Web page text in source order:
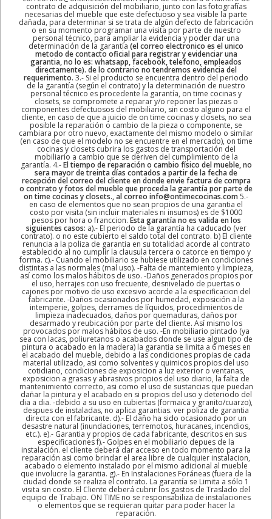
contrato de adquisición del mobiliario, junto con las fotografías
necesarias del mueble que este defectuoso y sea visible la parte
dañada, para determinar si se trata de algún defecto de fabricación
o en su momento programar una visita por parte de nuestro
personal técnico, para ampliar la evidencia y poder dar una
determinación de la garantía (el correo electronico es el unico
metodo de contacto oficial para registrar y evidenciar una
garantia, no lo es: whatsapp, facebook, telefono, empleados
directamente). de lo contrario no tendremos evidencia del
requerimento. 3.- Si el producto se encuentra dentro del periodo
de la garantía (según el contrato) y la determinación de nuestro
personal técnico es procedente la garantía, on time cocinas y
closets, se compromete a reparar y/o reponer las piezas o
componentes defectuosos del mobiliario, sin costo alguno para el
cliente, en caso de que a juicio de on time cocinas y closets, no sea
posible la reparación o cambio de la pieza o componente, se
cambiara por otro nuevo, exactamente del mismo modelo o similar
(en caso de que el modelo no se encuentre en el mercado), on time
cocinas y closets cubrira los gastos de transportación del
mobiliario a cambio que se deriven del cumplimiento de la
garantía. 4.-El tiempo de reparación o cambio físico del mueble, no
sera mayor de treinta días contados a partir de la fecha de
recepción del correo del cliente en donde envie factura de compra
o contrato y fotos del mueble que proceda la garantía por parte de
on time cocinas y closets., al correo info@ontimecocinas.com 5.-
en caso de elementos que no sean propios de una garantia el
costo por visita (sin incluir materiales ni insumos) es de $1000
pesos por hora o franccion. Esta garantía no es valida en los
siguientes casos: a).- El periodo de la garantía ha caducado (ver
contrato). o no este cubierto el saldo total del contrato. b) El cliente
renuncia a la poliza de garantia en su totalidad acorde al contrato
establecido al no cumplir la clausula tercera o catorce en tiempo y
forma. c).- Cuando el mobiliario se hubiese utilizado en condiciones
distintas a las normales (mal uso). -Falta de mantemiento y limpieza,
así como los malos hábitos de uso. -Daños generados propios por
el uso, herrajes con uso frecuente, desnivelado de puertas o
cajones por motivo de uso excesivo acorde a la especificacion del
fabricante. -Daños ocasionados por humedad, exposición a la
intemperie, golpes, derrames de líquidos, procedimientos de
limpieza inadecuados, daños por quemaduras, daños por
desarmado y reubicación por parte del cliente. Así mismo los
provocados por malos hábitos de uso. -En mobiliario pintado (ya
sea con lacas, poliuretanos o acabados donde se use algun tipo de
pintura o acabado en la madera) la garantia se limita a 6 meses en
el acabado del mueble, debido a las condiciones propias de cada
material utilizado, asi como solventes y quimicos propios del uso
cotidiano, condiciones de exposicion a luz exterior o ventanas,
exposicion a grasas y abrasivos propios del uso diario, la falta de
mantenimiento correcto, asi como el uso de sustancias que puedan
dañar la pintura y el acabado en si propios del uso y deteriodo del
dia a dia. -debido a su uso en cubiertas (formaica y granito/cuarzo),
despues de instaladas, no aplica garantias. ver poliza de garantia
directa con el fabricante. d).- El daño ha sido ocasionado por un
desastre natural (inundaciones, terremotos, huracanes, incendios,
etc.). e).- Garantia y propios de cada fabricante, descritos en sus
especificaciones f).- Golpes en el mobiliario depues de la
instalación. el cliente deberá dar acceso en todo momento para la
reparación asi como brindar el area libre de cualquier instalacion,
acabado o elemento instalado por el mismo adicional al mueble
que involucre la garantia. g).- En Instalaciones Foráneas (fuera de la
ciudad donde se realiza el contrato. La garantía se Limita a sólo 1
visita sin costo. El Cliente deberá cubrir los gastos de Traslado del
equipo de Trabajo. ON TIME no se responsabiliza de instalaciones
o elementos que se requieran quitar para poder hacer la
reparación.